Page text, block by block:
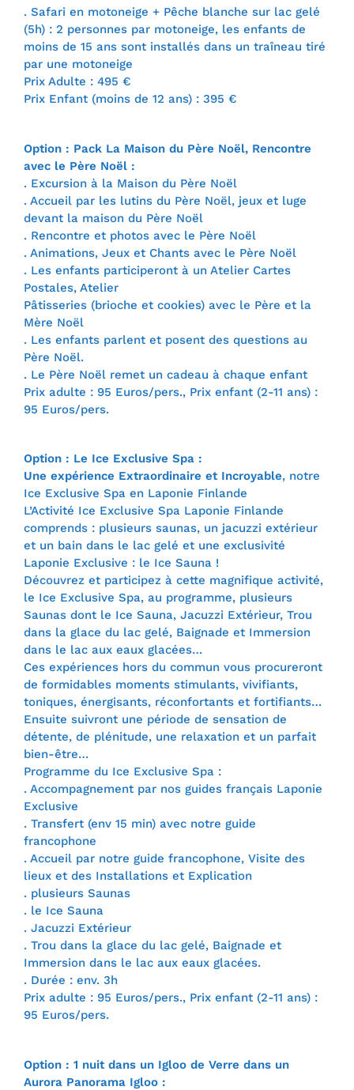
. Safari en motoneige + Pêche blanche sur lac gelé
(5h) : 2 personnes par motoneige, les enfants de
moins de 15 ans sont installés dans un traîneau tiré
par une motoneige
Prix Adulte : 495 €
Prix Enfant (moins de 12 ans) : 395 €
Option : Pack La Maison du Père Noël, Rencontre
avec le Père Noël :
. Excursion à la Maison du Père Noël
. Accueil par les lutins du Père Noël, jeux et luge
devant la maison du Père Noël
. Rencontre et photos avec le Père Noël
. Animations, Jeux et Chants avec le Père Noël
. Les enfants participeront à un Atelier Cartes
Postales, Atelier
Pâtisseries (brioche et cookies) avec le Père et la
Mère Noël
. Les enfants parlent et posent des questions au
Père Noël.
. Le Père Noël remet un cadeau à chaque enfant
Prix adulte : 95 Euros/pers., Prix enfant (2-11 ans) :
95 Euros/pers.
Option : Le Ice Exclusive Spa :
Une expérience Extraordinaire et Incroyable, notre
Ice Exclusive Spa en Laponie Finlande
L’Activité Ice Exclusive Spa Laponie Finlande
comprends : plusieurs saunas, un jacuzzi extérieur
et un bain dans le lac gelé et une exclusivité
Laponie Exclusive : le Ice Sauna !
Découvrez et participez à cette magnifique activité,
le Ice Exclusive Spa, au programme, plusieurs
Saunas dont le Ice Sauna, Jacuzzi Extérieur, Trou
dans la glace du lac gelé, Baignade et Immersion
dans le lac aux eaux glacées…
Ces expériences hors du commun vous procureront
de formidables moments stimulants, vivifiants,
toniques, énergisants, réconfortants et fortifiants…
Ensuite suivront une période de sensation de
détente, de plénitude, une relaxation et un parfait
bien-être…
Programme du Ice Exclusive Spa :
. Accompagnement par nos guides français Laponie
Exclusive
. Transfert (env 15 min) avec notre guide
francophone
. Accueil par notre guide francophone, Visite des
lieux et des Installations et Explication
. plusieurs Saunas
. le Ice Sauna
. Jacuzzi Extérieur
. Trou dans la glace du lac gelé, Baignade et
Immersion dans le lac aux eaux glacées.
. Durée : env. 3h
Prix adulte : 95 Euros/pers., Prix enfant (2-11 ans) :
95 Euros/pers.
Option : 1 nuit dans un Igloo de Verre dans un
Aurora Panorama Igloo :